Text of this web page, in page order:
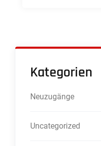
Kategorien
Neuzugänge
Uncategorized